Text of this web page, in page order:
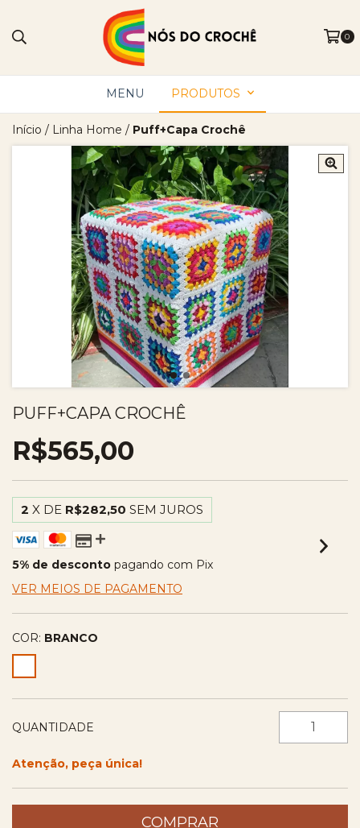
0
MENU PRODUTOS
Início / Linha Home / Puff+Capa Crochê
PUFF+CAPA CROCHÊ
R$565,00
2 X DE R$282,50 SEM JUROS
5% de desconto pagando com Pix
VER MEIOS DE PAGAMENTO
COR: BRANCO
QUANTIDADE
Atenção, peça única!